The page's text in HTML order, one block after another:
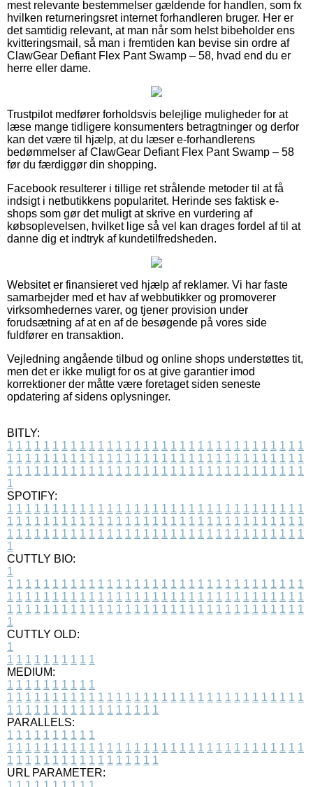
mest relevante bestemmelser gældende for handlen, som fx
hvilken returneringsret internet forhandleren bruger. Her er
det samtidig relevant, at man når som helst bibeholder ens
kvitteringsmail, så man i fremtiden kan bevise sin ordre af
ClawGear Defiant Flex Pant Swamp – 58, hvad end du er
herre eller dame.
Trustpilot medfører forholdsvis belejlige muligheder for at
læse mange tidligere konsumenters betragtninger og derfor
kan det være til hjælp, at du læser e-forhandlerens
bedømmelser af ClawGear Defiant Flex Pant Swamp – 58
før du færdiggør din shopping.
Facebook resulterer i tillige ret strålende metoder til at få
indsigt i netbutikkens popularitet. Herinde ses faktisk e-
shops som gør det muligt at skrive en vurdering af
købsoplevelsen, hvilket lige så vel kan drages fordel af til at
danne dig et indtryk af kundetilfredsheden.
Websitet er finansieret ved hjælp af reklamer. Vi har faste
samarbejder med et hav af webbutikker og promoverer
virksomhedernes varer, og tjener provision under
forudsætning af at en af de besøgende på vores side
fuldfører en transaktion.
Vejledning angående tilbud og online shops understøttes tit,
men det er ikke muligt for os at give garantier imod
korrektioner der måtte være foretaget siden seneste
opdatering af sidens oplysninger.
BITLY:
1 1 1 1 1 1 1 1 1 1 1 1 1 1 1 1 1 1 1 1 1 1 1 1 1 1 1 1 1 1 1 1 1
1 1 1 1 1 1 1 1 1 1 1 1 1 1 1 1 1 1 1 1 1 1 1 1 1 1 1 1 1 1 1 1 1
1 1 1 1 1 1 1 1 1 1 1 1 1 1 1 1 1 1 1 1 1 1 1 1 1 1 1 1 1 1 1 1 1
1
SPOTIFY:
1 1 1 1 1 1 1 1 1 1 1 1 1 1 1 1 1 1 1 1 1 1 1 1 1 1 1 1 1 1 1 1 1
1 1 1 1 1 1 1 1 1 1 1 1 1 1 1 1 1 1 1 1 1 1 1 1 1 1 1 1 1 1 1 1 1
1 1 1 1 1 1 1 1 1 1 1 1 1 1 1 1 1 1 1 1 1 1 1 1 1 1 1 1 1 1 1 1 1
1
CUTTLY BIO:
1
1 1 1 1 1 1 1 1 1 1 1 1 1 1 1 1 1 1 1 1 1 1 1 1 1 1 1 1 1 1 1 1 1
1 1 1 1 1 1 1 1 1 1 1 1 1 1 1 1 1 1 1 1 1 1 1 1 1 1 1 1 1 1 1 1 1
1 1 1 1 1 1 1 1 1 1 1 1 1 1 1 1 1 1 1 1 1 1 1 1 1 1 1 1 1 1 1 1 1
1
CUTTLY OLD:
1
1 1 1 1 1 1 1 1 1 1
MEDIUM:
1 1 1 1 1 1 1 1 1 1
1 1 1 1 1 1 1 1 1 1 1 1 1 1 1 1 1 1 1 1 1 1 1 1 1 1 1 1 1 1 1 1 1
1 1 1 1 1 1 1 1 1 1 1 1 1 1 1 1 1
PARALLELS:
1 1 1 1 1 1 1 1 1 1
1 1 1 1 1 1 1 1 1 1 1 1 1 1 1 1 1 1 1 1 1 1 1 1 1 1 1 1 1 1 1 1 1
1 1 1 1 1 1 1 1 1 1 1 1 1 1 1 1 1
URL PARAMETER: